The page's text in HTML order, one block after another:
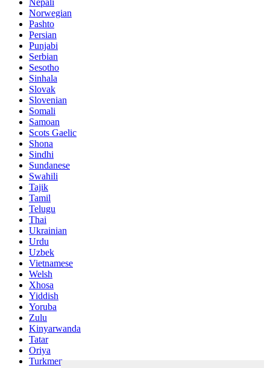
Norwegian
Pashto
Persian
Punjabi
Serbian
Sesotho
Sinhala
Slovak
Slovenian
Somali
Samoan
Scots Gaelic
Shona
Sindhi
Sundanese
Swahili
Tajik
Tamil
Telugu
Thai
Ukrainian
Urdu
Uzbek
Vietnamese
Welsh
Xhosa
Yiddish
Yoruba
Zulu
Kinyarwanda
Tatar
Oriya
Turkmen